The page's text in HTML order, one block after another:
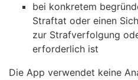
bei konkretem
Straftat oder einen
zur Strafverfolgung
erforderlich ist
Die App verwendet keine